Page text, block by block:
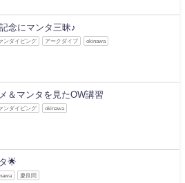
念にマンタ三昧♪
ンダイビング アークダイブ okinawa
＆マンタを見たOW講習
ンダイビング okinawa
🌟
慶良間